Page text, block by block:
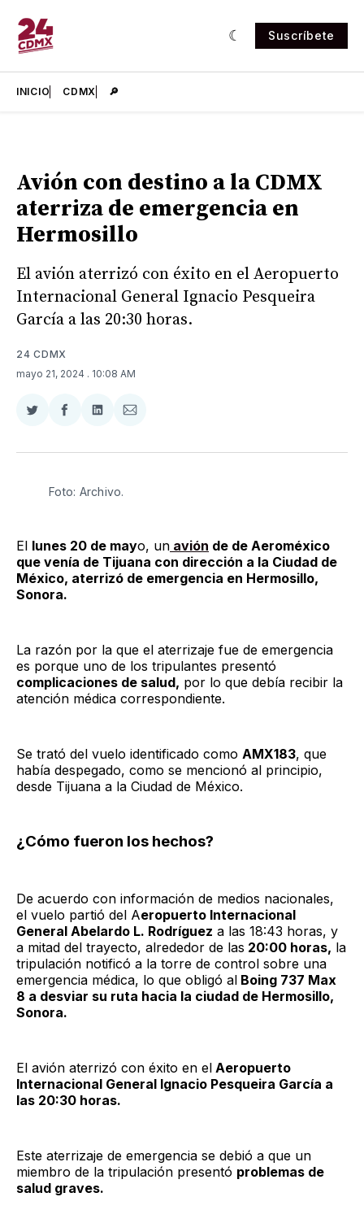
Suscríbete
INICIO CDMX 🔎
Avión con destino a la CDMX
aterriza de emergencia en
Hermosillo
El avión aterrizó con éxito en el Aeropuerto
Internacional General Ignacio Pesqueira
García a las 20:30 horas.
24 CDMX
mayo 21, 2024 . 10:08 AM
Compartir
Twitter
Compartir
Facebook
Compartir
LinkedIn
Compartir
Email
Foto: Archivo.
El lunes 20 de mayo, un avión de de Aeroméxico
que venía de Tijuana con dirección a la Ciudad de
México, aterrizó de emergencia en Hermosillo,
Sonora.
La razón por la que el aterrizaje fue de emergencia
es porque uno de los tripulantes presentó
complicaciones de salud, por lo que debía recibir la
atención médica correspondiente.
Se trató del vuelo identificado como AMX183, que
había despegado, como se mencionó al principio,
desde Tijuana a la Ciudad de México.
¿Cómo fueron los hechos?
De acuerdo con información de medios nacionales,
el vuelo partió del Aeropuerto Internacional
General Abelardo L. Rodríguez a las 18:43 horas, y
a mitad del trayecto, alrededor de las 20:00 horas, la
tripulación notificó a la torre de control sobre una
emergencia médica, lo que obligó al Boing 737 Max
8 a desviar su ruta hacia la ciudad de Hermosillo,
Sonora.
El avión aterrizó con éxito en el Aeropuerto
Internacional General Ignacio Pesqueira García a
las 20:30 horas.
Este aterrizaje de emergencia se debió a que un
miembro de la tripulación presentó problemas de
salud graves.